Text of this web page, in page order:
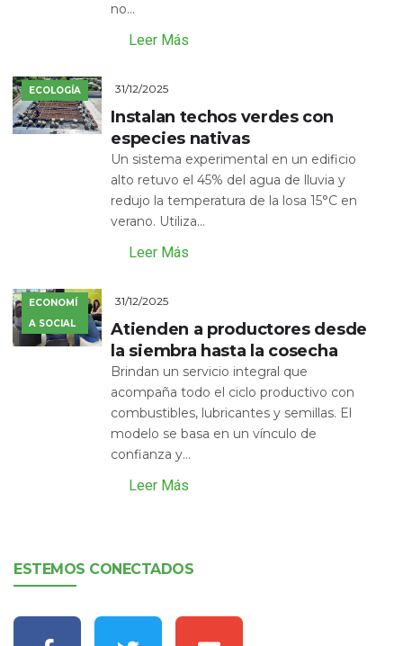
no...
Leer Más
ECOLOGÍA 31/12/2025
Instalan techos verdes con
especies nativas
Un sistema experimental en un edificio
alto retuvo el 45% del agua de lluvia y
redujo la temperatura de la losa 15°C en
verano. Utiliza...
Leer Más
ECONOMÍ
A SOCIAL
31/12/2025
Atienden a productores desde
la siembra hasta la cosecha
Brindan un servicio integral que
acompaña todo el ciclo productivo con
combustibles, lubricantes y semillas. El
modelo se basa en un vínculo de
confianza y...
Leer Más
ESTEMOS CONECTADOS